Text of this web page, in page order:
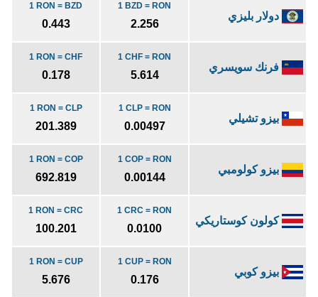
دولار بليزي
1 BZD = RON
2.256
1 RON = BZD
0.443
فرنك سويسري
1 CHF = RON
5.614
1 RON = CHF
0.178
بيزو تشيلي
1 CLP = RON
0.00497
1 RON = CLP
201.389
بيزو كولومبي
1 COP = RON
0.00144
1 RON = COP
692.819
كولون كوستاريكي
1 CRC = RON
0.0100
1 RON = CRC
100.201
بيزو كوبي
1 CUP = RON
0.176
1 RON = CUP
5.676